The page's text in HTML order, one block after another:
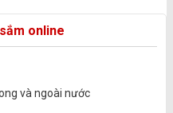
online
và ngoài nước